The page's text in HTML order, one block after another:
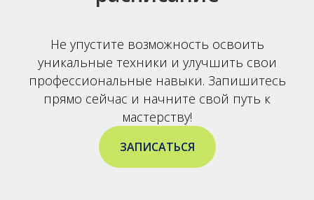
Не упустите возможность освоить
уникальные техники и улучшить свои
профессиональные навыки. Запишитесь
прямо сейчас и начните свой путь к
мастерству!
ЗАПИСАТЬСЯ